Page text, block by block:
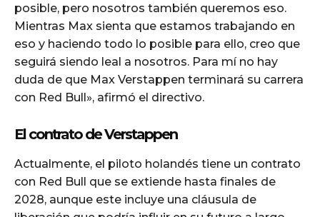
posible, pero nosotros también queremos eso.
Mientras Max sienta que estamos trabajando en
eso y haciendo todo lo posible para ello, creo que
seguirá siendo leal a nosotros. Para mí no hay
duda de que Max Verstappen terminará su carrera
con Red Bull», afirmó el directivo.
El contrato de Verstappen
Actualmente, el piloto holandés tiene un contrato
con Red Bull que se extiende hasta finales de
2028, aunque este incluye una cláusula de